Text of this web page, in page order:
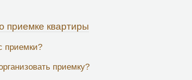
приемке квартиры
приемки?
приемку?